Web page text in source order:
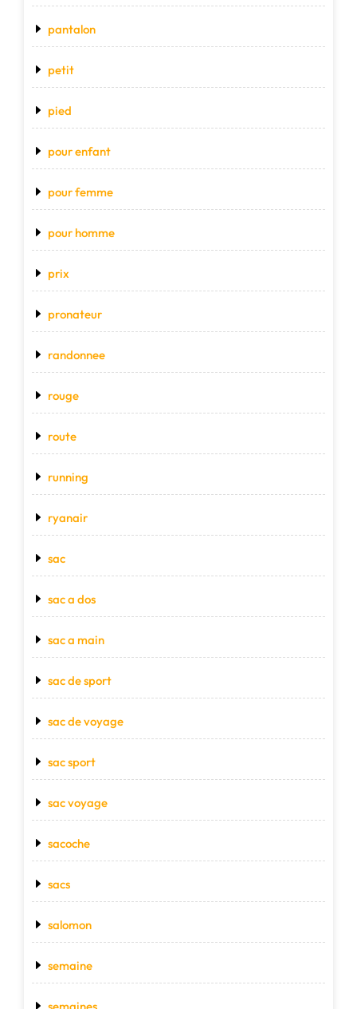
pantalon
petit
pied
pour enfant
pour femme
pour homme
prix
pronateur
randonnee
rouge
route
running
ryanair
sac
sac a dos
sac a main
sac de sport
sac de voyage
sac sport
sac voyage
sacoche
sacs
salomon
semaine